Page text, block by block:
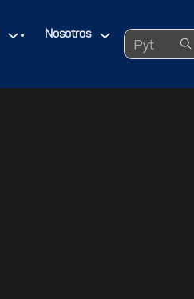
Nosotros Search ...